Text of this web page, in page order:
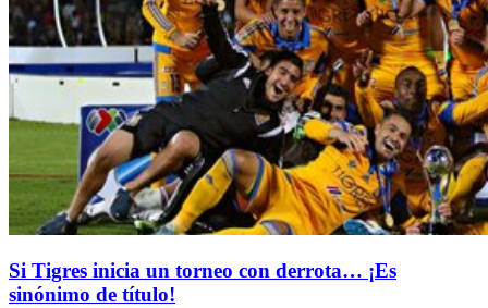
Si Tigres inicia un torneo con derrota… ¡Es
sinónimo de título!